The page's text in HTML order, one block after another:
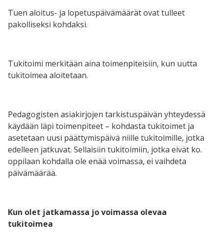
Tuen aloitus- ja lopetuspäivämäärät ovat tulleet
pakolliseksi kohdaksi.
Tukitoimi merkitään aina toimenpiteisiin, kun uutta
tukitoimea aloitetaan.
Pedagogisten asiakirjojen tarkistuspäivän yhteydessä
käydään läpi toimenpiteet – kohdasta tukitoimet ja
asetetaan uusi päättymispäivä niille tukitoimille, jotka
edelleen jatkuvat. Sellaisiin tukitoimiin, jotka eivät ko.
oppilaan kohdalla ole enää voimassa, ei vaihdeta
päivämäärää.
Kun olet jatkamassa jo voimassa olevaa
tukitoimea